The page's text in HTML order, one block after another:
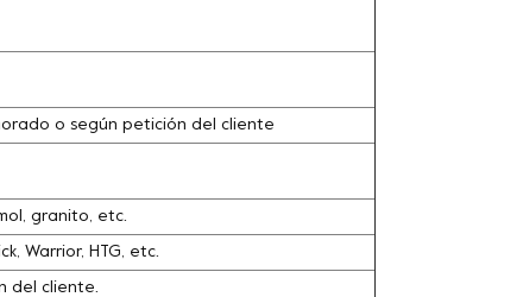
o según petición del cliente
granito, etc.
Warrior, HTG, etc.
del cliente.